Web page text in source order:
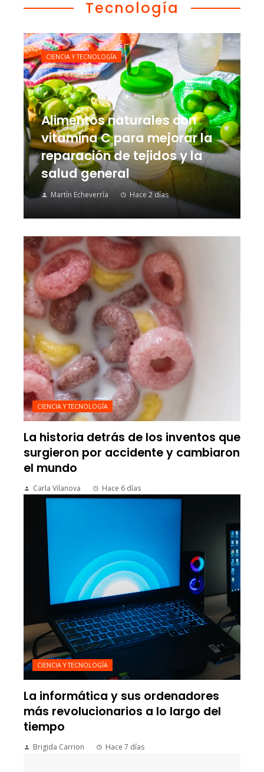
Tecnología
Alimentos naturales con
vitamina C para mejorar la
reparación de tejidos y la
salud general
Martín Echeverría Hace 2 días
CIENCIA Y TECNOLOGÍA
CIENCIA Y TECNOLOGÍA
La historia detrás de los inventos que
surgieron por accidente y cambiaron
el mundo
Carla Vilanova Hace 6 días
CIENCIA Y TECNOLOGÍA
La informática y sus ordenadores
más revolucionarios a lo largo del
tiempo
Brigida Carrion Hace 7 días